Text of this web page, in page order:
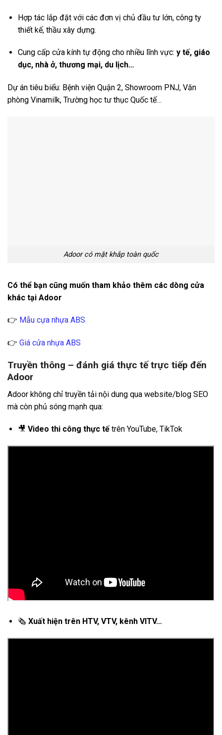
Hợp tác lắp đặt với các đơn vị chủ đầu tư lớn, công ty
thiết kế, thầu xây dựng.
Cung cấp cửa kính tự động cho nhiều lĩnh vực: y tế, giáo
dục, nhà ở, thương mại, du lịch…
Dự án tiêu biểu: Bệnh viện Quận 2, Showroom PNJ, Văn
phòng Vinamilk, Trường học tư thục Quốc tế…
Adoor có mặt khắp toàn quốc
Có thể bạn cũng muốn tham khảo thêm các dòng cửa
khác tại Adoor
👉 Mẫu cựa nhựa ABS
👉 Giá cửa nhựa ABS
Truyền thông – đánh giá thực tế trực tiếp đến
Adoor
Adoor không chỉ truyền tải nội dung qua website/blog SEO
mà còn phủ sóng mạnh qua:
🎥 Video thi công thực tếtrên YouTube, TikTok
🗞 Xuất hiện trên HTV, VTV, kênh VITV…